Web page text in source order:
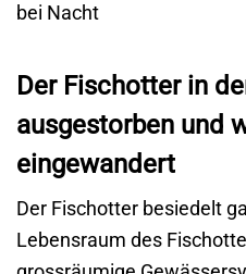
Der Fischotter in
ausgestorben und
eingewandert
Der Fischotter besiedelt
Lebensraum des